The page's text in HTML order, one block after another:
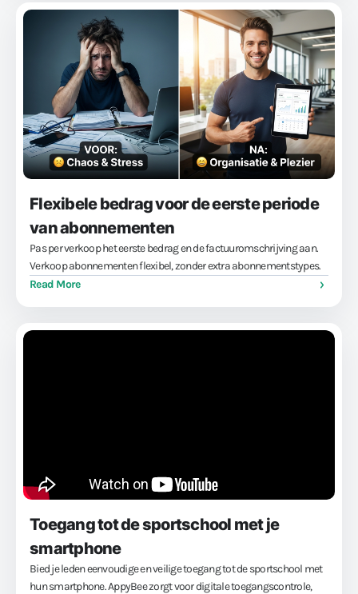
Flexibele bedrag voor de eerste periode
van abonnementen
Pas per verkoop het eerste bedrag en de factuuromschrijving aan.
Verkoop abonnementen flexibel, zonder extra abonnementstypes.
Read More
Toegang tot de sportschool met je
smartphone
Bied je leden eenvoudige en veilige toegang tot de sportschool met
hun smartphone. AppyBee zorgt voor digitale toegangscontrole,